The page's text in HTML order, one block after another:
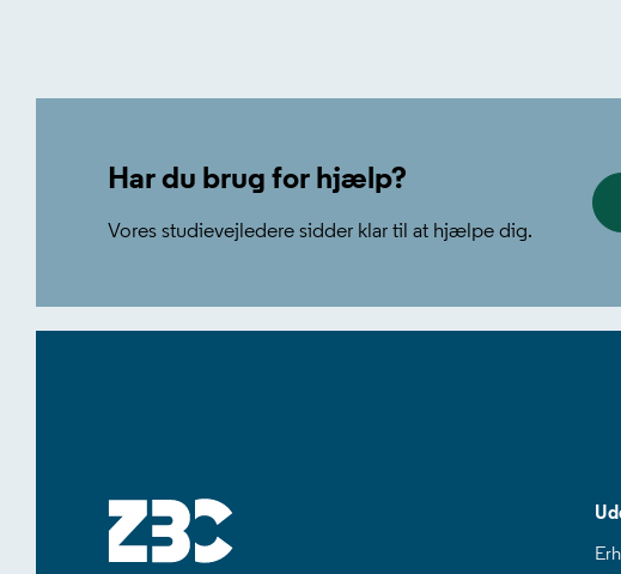
Har du brug for hjælp?
Vores studievejledere sidder klar til at hjælpe dig.